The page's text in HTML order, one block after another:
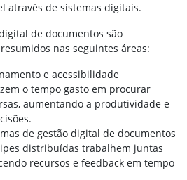
através de sistemas digitais.
de documentos são
nas seguintes áreas:
e acessibilidade
o tempo gasto em procurar
aumentando a produtividade e
de gestão digital de documentos
distribuídas trabalhem juntas
recursos e feedback em tempo